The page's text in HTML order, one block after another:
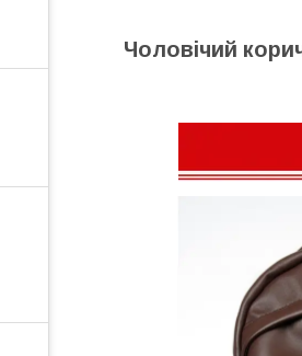
Чоловічий